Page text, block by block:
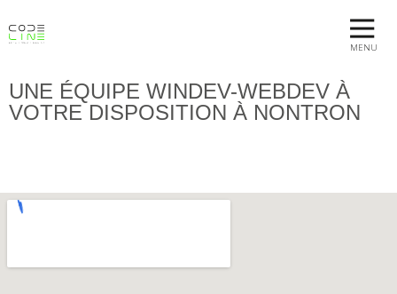
MENU
UNE ÉQUIPE WINDEV-WEBDEV À
VOTRE DISPOSITION À NONTRON